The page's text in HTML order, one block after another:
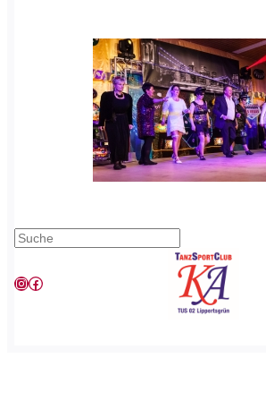
Suchen
Instagram
Facebook